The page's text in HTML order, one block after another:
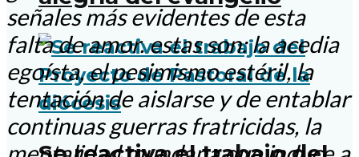
señales más evidentes de esta
falta de amor. estas son: la acedia
egoísta, el pesimismo estéril, la
tentación de aislarse y de entablar
continuas guerras fratricidas, la